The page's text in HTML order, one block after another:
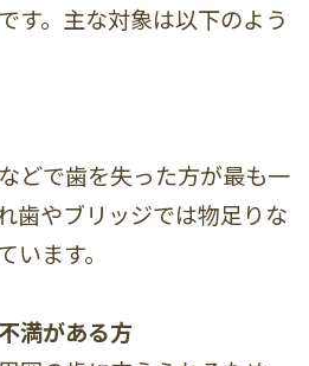
す。主な対象は以下のよう
どで歯を失った方が最も一
歯やブリッジでは物足りな
います。
満がある方